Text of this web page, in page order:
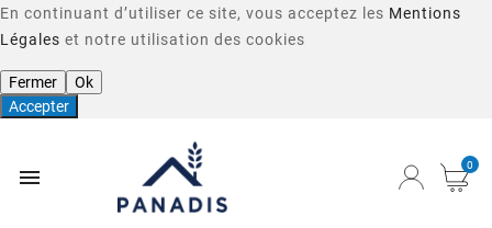
En continuant d’utiliser ce site, vous acceptez les Mentions
Légales et notre utilisation des cookies
Fermer
Ok
Accepter
 0